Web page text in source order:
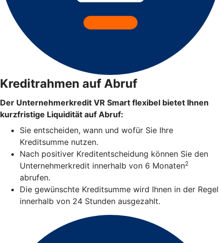
Kreditrahmen auf Abruf
Der Unternehmerkredit VR Smart flexibel bietet Ihnen
kurzfristige Liquidität auf Abruf:
Sie entscheiden, wann und wofür Sie Ihre
Kreditsumme nutzen.
Nach positiver Kreditentscheidung können Sie den
Unternehmerkredit innerhalb von 6 Monaten2
abrufen.
Die gewünschte Kreditsumme wird Ihnen in der Regel
innerhalb von 24 Stunden ausgezahlt.